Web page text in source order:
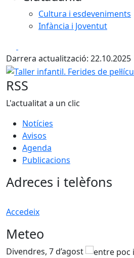
Cultura i esdeveniments
Infància i Joventut
Darrera actualització:
Taller infantil. Ferides de pel·lícula
RSS
L'actualitat a un clic
Notícies
Avisos
Agenda
Publicacions
Adreces i telèfons
Accedeix
Meteo
Divendres, 7 d’agost